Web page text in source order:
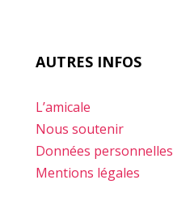
AUTRES INFOS
L’amicale
Nous soutenir
Données personnelles
Mentions légales